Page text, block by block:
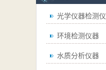
光学仪器检测仪
环境检测仪器
水质分析仪器